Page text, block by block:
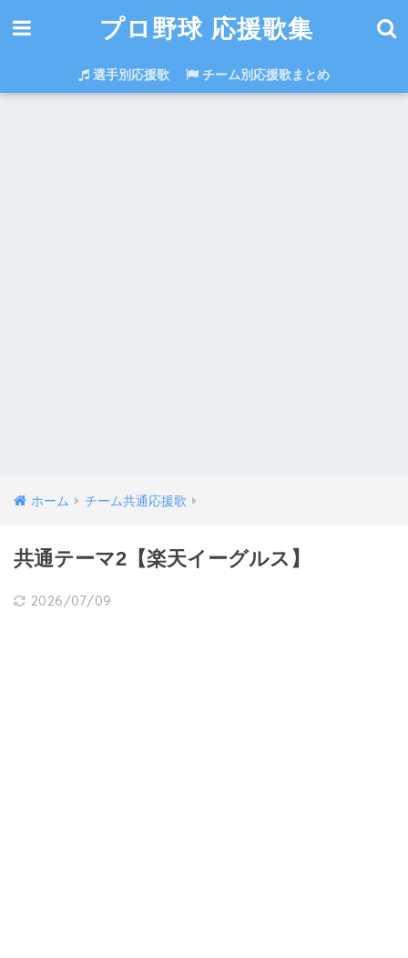
プロ野球 応援歌集
選手別応援歌 チーム別応援歌まとめ
ホーム チーム共通応援歌
共通テーマ2【楽天イーグルス】
2026/07/09